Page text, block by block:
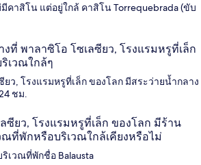
คาสิโน แต่อยู่ใกล้ คาสิโน Torrequebrada (ขับ
งที่ พาลาซิโอ โซเลซียว, โรงแรมหรูที่เล็ก
เวณใกล้ๆ
ว, โรงแรมหรูที่เล็ก ของโลก มีสระว่ายน้ำกลาง
ชม.
ซียว, โรงแรมหรูที่เล็ก ของโลก มีร้าน
ณที่พักหรือบริเวณใกล้เคียงหรือไม่
เวณที่พักชื่อ Balausta